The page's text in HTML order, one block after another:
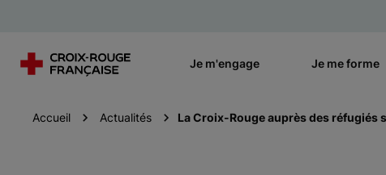
Je m'engage Je me forme
Accueil Actualités La Croix-Rouge auprès des réfugiés